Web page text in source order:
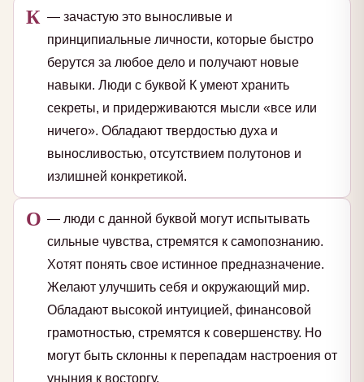
К — зачастую это выносливые и
принципиальные личности, которые быстро
берутся за любое дело и получают новые
навыки. Люди с буквой К умеют хранить
секреты, и придерживаются мысли «все или
ничего». Обладают твердостью духа и
выносливостью, отсутствием полутонов и
излишней конкретикой.
О — люди с данной буквой могут испытывать
сильные чувства, стремятся к самопознанию.
Хотят понять свое истинное предназначение.
Желают улучшить себя и окружающий мир.
Обладают высокой интуицией, финансовой
грамотностью, стремятся к совершенству. Но
могут быть склонны к перепадам настроения от
уныния к восторгу.